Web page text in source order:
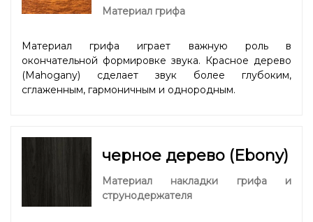
Материал грифа
Материал грифа играет важную роль в
окончательной формировке звука. Красное дерево
(Mahogany) сделает звук более глубоким,
сглаженным, гармоничным и однородным.
черное дерево (Ebony)
Материал накладки грифа и
струнодержателя